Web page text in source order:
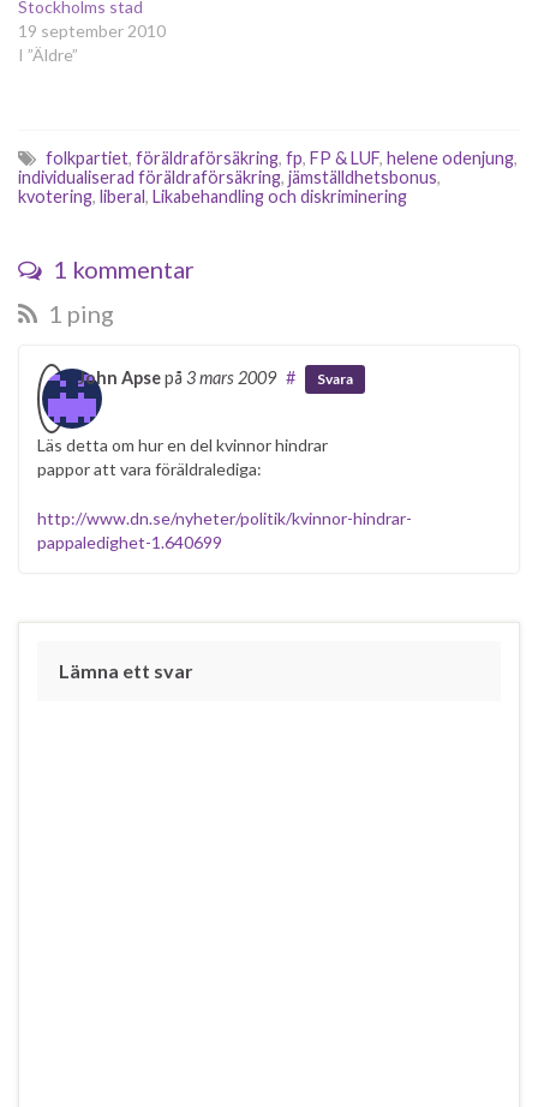
Stockholms stad
19 september 2010
I ”Äldre”
folkpartiet, föräldraförsäkring, fp, FP & LUF, helene odenjung,
individualiserad föräldraförsäkring, jämställdhetsbonus,
kvotering, liberal, Likabehandling och diskriminering
1 kommentar
1 ping
John Apsepå 3 mars 2009 # Svara
Läs detta om hur en del kvinnor hindrar
pappor att vara föräldralediga:
http://www.dn.se/nyheter/politik/kvinnor-hindrar-
pappaledighet-1.640699
Lämna ett svar